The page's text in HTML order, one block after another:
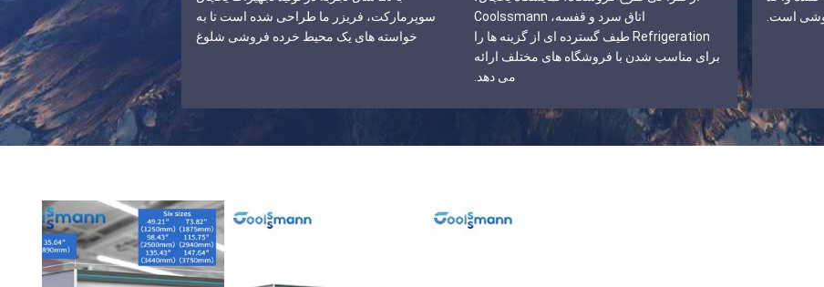
است.
اتاق سرد و قفسه، Coolssmann
Refrigeration طیف گسترده ای از گزینه ها را
برای مناسب شدن با فروشگاه های مختلف ارائه
می دهد.
سوپرمارکت، فریزر ما طراحی شده است تا به
خواسته های یک محیط خرده فروشی شلوغ